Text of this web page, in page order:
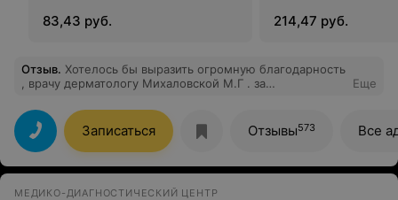
83,43 руб. 214,47 руб.
Отзыв. Хотелось бы выразить огромную благодарность
, врачу дерматологу Михаловской М.Г . за
прием , все четко и по делу , на все вопросы получила
внятные ответы, что не мало важно , не навязывает не
нужные процедуры , очень приятный врач ! Спасибо за
вашу работу !
Еще
Записаться Отзывы573 Все
МЕДИКО-ДИАГНОСТИЧЕСКИЙ ЦЕНТР